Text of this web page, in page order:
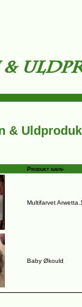
&
Produkt navn-
Multifarvet
Baby Økould